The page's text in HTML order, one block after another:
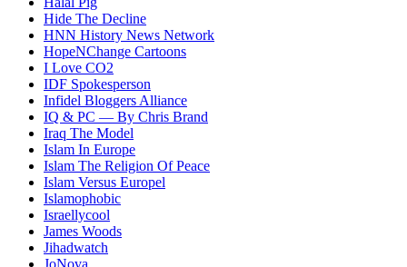
Hide The Decline
HNN History News Network
HopeNChange Cartoons
I Love CO2
IDF Spokesperson
Infidel Bloggers Alliance
IQ & PC — By Chris Brand
Iraq The Model
Islam In Europe
Islam The Religion Of Peace
Islam Versus Europel
Islamophobic
Israellycool
James Woods
Jihadwatch
JoNova